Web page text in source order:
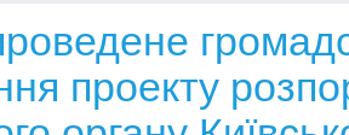
проекту